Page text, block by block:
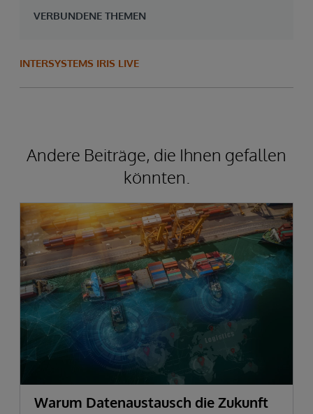
VERBUNDENE THEMEN
INTERSYSTEMS IRIS LIVE
Andere Beiträge, die Ihnen gefallen
könnten.
Warum Datenaustausch die Zukunft